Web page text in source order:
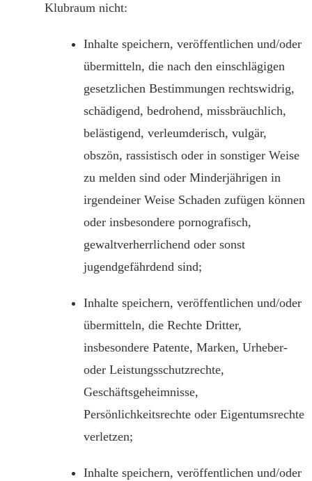
Klubraum nicht:
Inhalte speichern, veröffentlichen und/oder
übermitteln, die nach den einschlägigen
gesetzlichen Bestimmungen rechtswidrig,
schädigend, bedrohend, missbräuchlich,
belästigend, verleumderisch, vulgär,
obszön, rassistisch oder in sonstiger Weise
zu melden sind oder Minderjährigen in
irgendeiner Weise Schaden zufügen können
oder insbesondere pornografisch,
gewaltverherrlichend oder sonst
jugendgefährdend sind;
Inhalte speichern, veröffentlichen und/oder
übermitteln, die Rechte Dritter,
insbesondere Patente, Marken, Urheber-
oder Leistungsschutzrechte,
Geschäftsgeheimnisse,
Persönlichkeitsrechte oder Eigentumsrechte
verletzen;
Inhalte speichern, veröffentlichen und/oder